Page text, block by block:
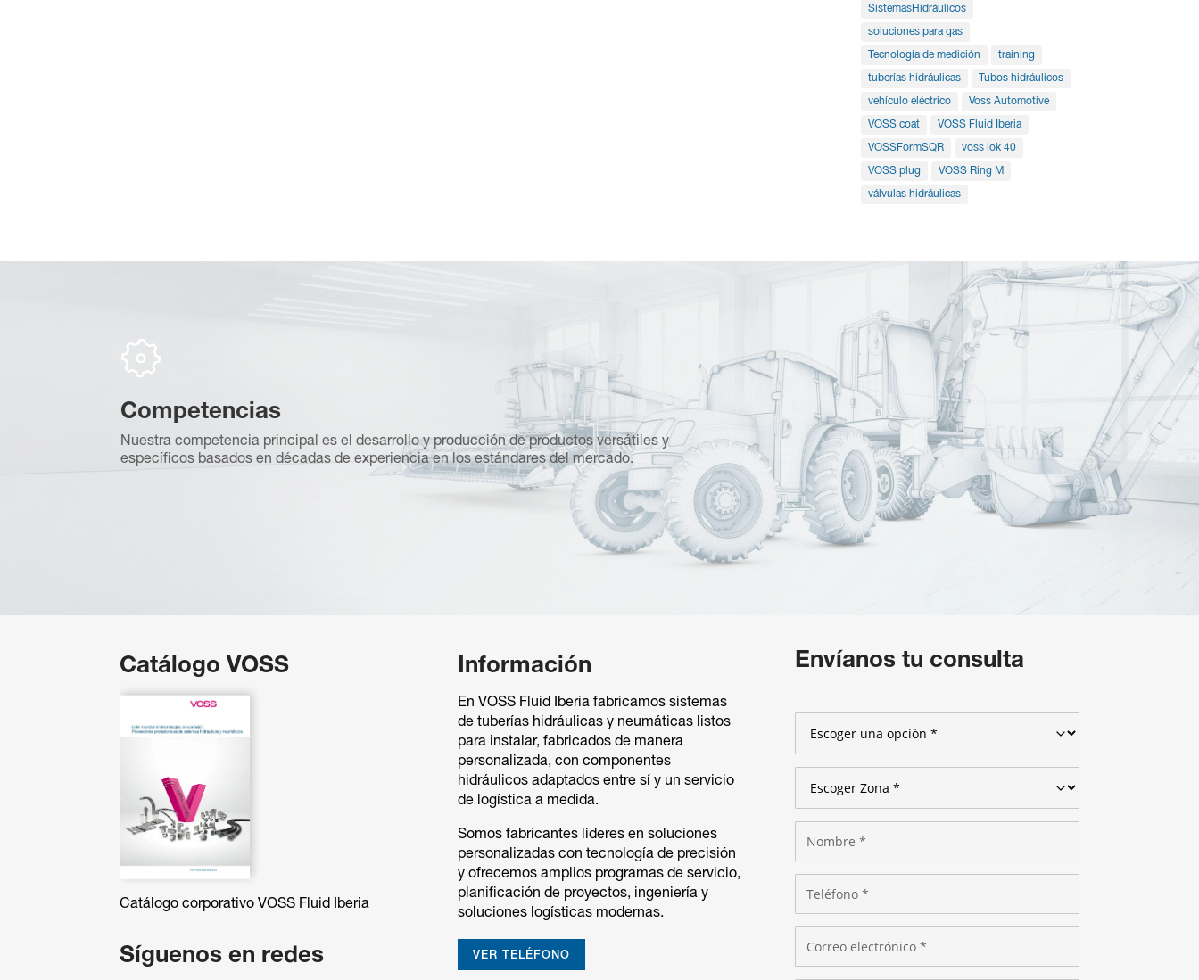
SistemasHidráulicos
soluciones para gas
Tecnología de medición training
tuberías hidráulicas Tubos hidráulicos
vehículo eléctrico Voss Automotive
VOSS coat VOSS Fluid Iberia
VOSSFormSQR voss lok 40
VOSS plug VOSS Ring M
válvulas hidráulicas
Competencias
Nuestra competencia principal es el desarrollo y producción de productos versátiles y
específicos basados en décadas de experiencia en los estándares del mercado.
Sobre VOSS Group
Fabricamos soluciones personalizadas con tecnología de precisión para
mercado internacional y contamos con representación en 56 países.
Catálogo VOSS
Catálogo corporativo VOSS Fluid Iberia
Síguenos en redes
Información
En VOSS Fluid Iberia fabricamos sistemas
de tuberías hidráulicas y neumáticas listos
para instalar, fabricados de manera
personalizada, con componentes
hidráulicos adaptados entre sí y un servicio
de logística a medida.
Somos fabricantes líderes en soluciones
personalizadas con tecnología de precisión
y ofrecemos amplios programas de servicio,
planificación de proyectos, ingeniería y
soluciones logísticas modernas.
VER TELÉFONO
Envíanos tu consulta